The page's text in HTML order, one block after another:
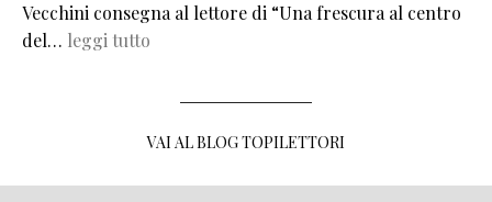
Vecchini consegna al lettore di “Una frescura al centro
del… leggi tutto
VAI AL BLOG TOPILETTORI